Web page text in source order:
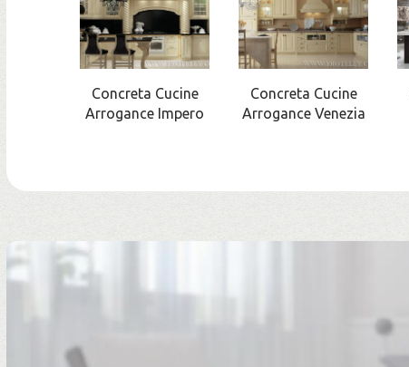
Concreta Cucine
Arrogance Impero
Concreta Cucine
Arrogance Venezia